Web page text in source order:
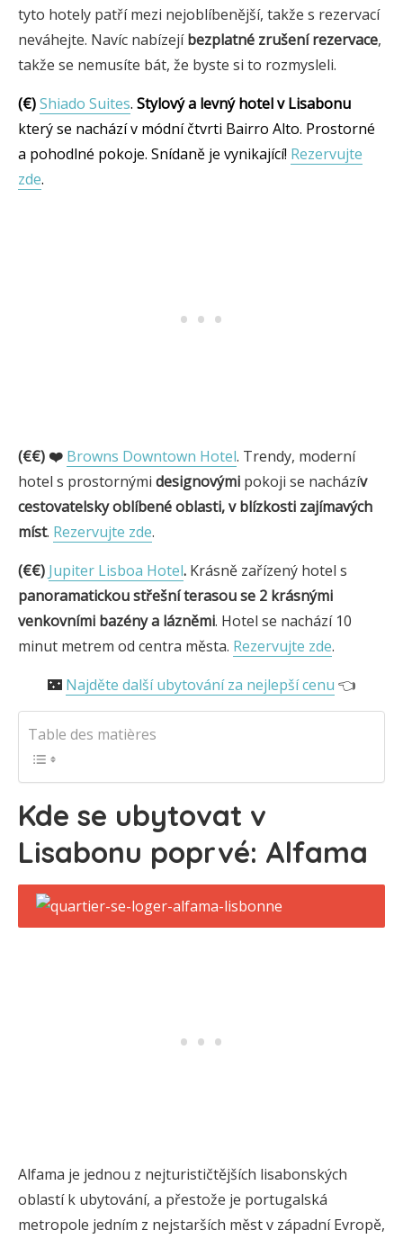
tyto hotely patří mezi nejoblíbenější, takže s rezervací
neváhejte. Navíc nabízejíbezplatné zrušení rezervace,
takže se nemusíte bát, že byste si to rozmysleli.
(€)Shiado Suites. Stylový a levný hotel v Lisabonu
který se nachází v módní čtvrti Bairro Alto. Prostorné
a pohodlné pokoje. Snídaně je vynikající! Rezervujte
zde.
(€€) ❤️ Browns Downtown Hotel. Trendy, moderní
hotel s prostornými designovými pokoji se nacházív
cestovatelsky oblíbené oblasti, v blízkosti zajímavých
míst. Rezervujte zde.
(€€) Jupiter Lisboa Hotel. Krásně zařízený hotel s
panoramatickou střešní terasou se 2 krásnými
venkovními bazény a lázněmi. Hotel se nachází 10
minut metrem od centra města. Rezervujte zde.
🌃 Najděte další ubytování za nejlepší cenu 👈
Table des matières
Kde se ubytovat v
Lisabonu poprvé: Alfama
Alfama je jednou z nejturističtějších lisabonských
oblastí k ubytování, a přestože je portugalská
metropole jedním z nejstarších měst v západní Evropě,